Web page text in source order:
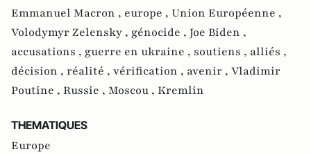
Emmanuel Macron , europe , Union Européenne ,
Volodymyr Zelensky , génocide , Joe Biden ,
accusations , guerre en ukraine , soutiens , alliés ,
décision , réalité , vérification , avenir , Vladimir
Poutine , Russie , Moscou , Kremlin
THEMATIQUES
Europe